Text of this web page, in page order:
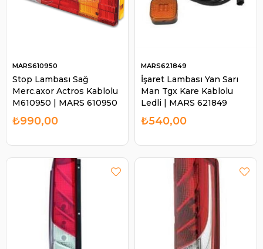
Stop Lambası Sağ
Merc.axor Actros Kablolu
M610950 | MARS 610950
MARS610950
₺990,00
İşaret Lambası Yan Sarı
Man Tgx Kare Kablolu
Ledli | MARS 621849
MARS621849
₺540,00